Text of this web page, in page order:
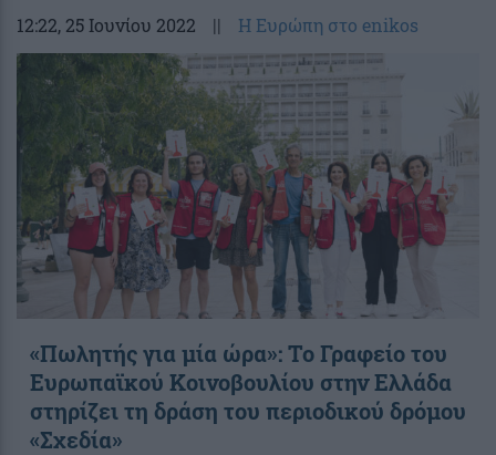
12:22, 25 Ιουνίου 2022 || Η Ευρώπη στο enikos
«Πωλητής για μία ώρα»: Το Γραφείο του
Ευρωπαϊκού Κοινοβουλίου στην Ελλάδα
στηρίζει τη δράση του περιοδικού δρόμου
«Σχεδία»